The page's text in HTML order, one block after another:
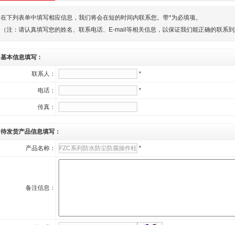
在下列表单中填写相应信息，我们将会在短的时间内联系您。带*为必填项。
（注：请认真填写您的姓名、联系电话、E-mail等相关信息，以保证我们能正确的联系
基本信息填写：
联系人： *
电话： *
传真：
待发货产品信息填写：
产品名称： *
备注信息：